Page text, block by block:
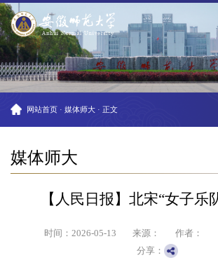
网站首页 · 媒体师大 · 正文
媒体师大
【人民日报】北宋“女子乐
时间：2026-05-13 来源： 作者：
分享：